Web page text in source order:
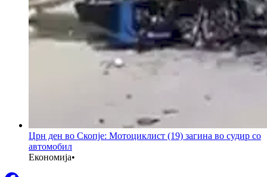
Црн ден во Скопје: Мотоциклист (19) загина во судир со
автомобил
Економија•